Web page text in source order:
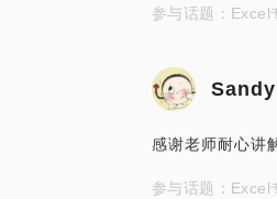
参与话题：Excel
Sandy
感谢老师耐心讲
参与话题：Excel